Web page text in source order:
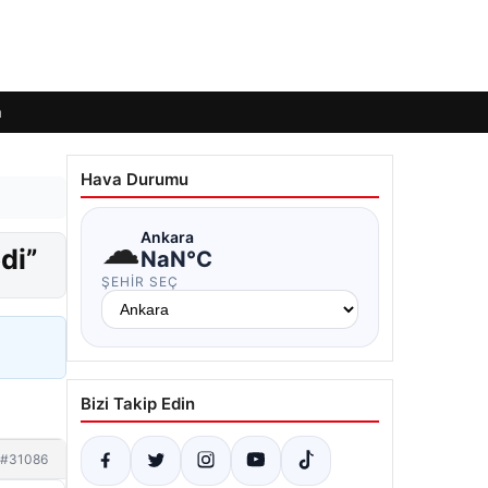
#31086
Hava Durumu
☁Ankara
NaN°C
ŞEHIR SEÇ
Bizi Takip Edin